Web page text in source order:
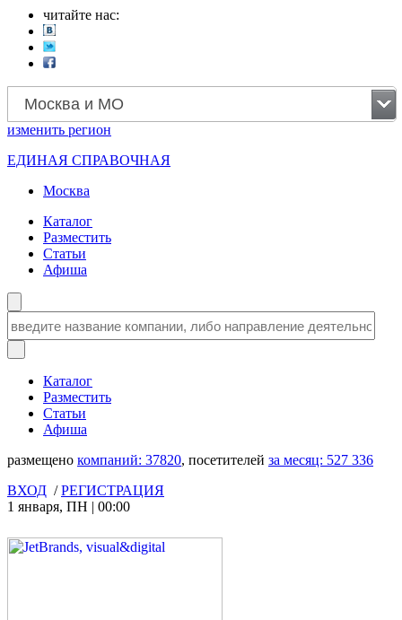
читайте нас:
Москва и МО
изменить регион
ЕДИНАЯ СПРАВОЧНАЯ
Москва
Каталог
Разместить
Статьи
Афиша
Каталог
Разместить
Статьи
Афиша
размещено компаний: 37820, посетителей за месяц: 527 336
ВХОД /РЕГИСТРАЦИЯ
1 января, ПН | 00:00